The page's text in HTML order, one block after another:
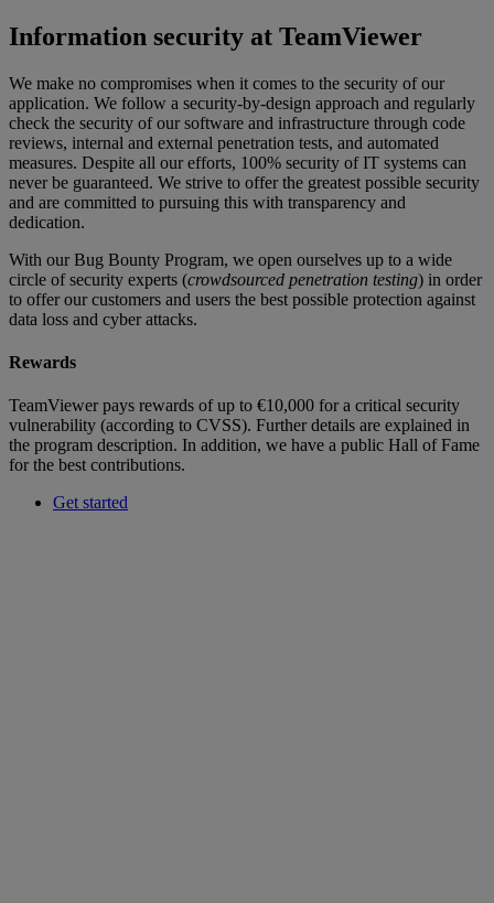
Information security at TeamViewer
We make no compromises when it comes to the security of our
application. We follow a security-by-design approach and regularly
check the security of our software and infrastructure through code
reviews, internal and external penetration tests, and automated
measures. Despite all our efforts, 100% security of IT systems can
never be guaranteed. We strive to offer the greatest possible security
and are committed to pursuing this with transparency and
dedication.
With our Bug Bounty Program, we open ourselves up to a wide
circle of security experts (crowdsourced penetration testing) in order
to offer our customers and users the best possible protection against
data loss and cyber attacks.
Rewards
TeamViewer pays rewards of up to €10,000 for a critical security
vulnerability (according to CVSS). Further details are explained in
the program description. In addition, we have a public Hall of Fame
for the best contributions.
Get started